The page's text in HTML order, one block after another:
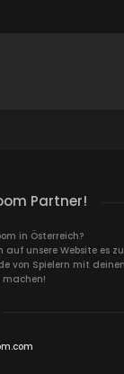
Partner!
in Österreich?
unsere Website es zu
von Spielern mit
machen!